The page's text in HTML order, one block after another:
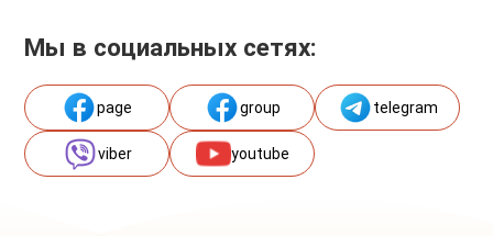
Мы в социальных сетях:
page group telegram
viber youtube